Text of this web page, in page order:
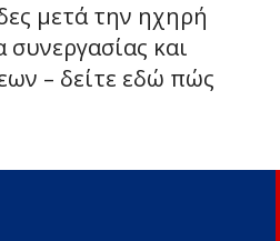
μετά την ηχηρή
και
– δείτε εδώ πώς